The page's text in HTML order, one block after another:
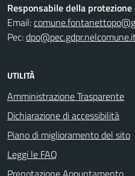
Responsabile della protezione
Email:
Pec:
UTILITÀ
Amministrazione Trasparente
Dichiarazione di accessibilità
Piano di miglioramento del sito
Leggi le FAQ